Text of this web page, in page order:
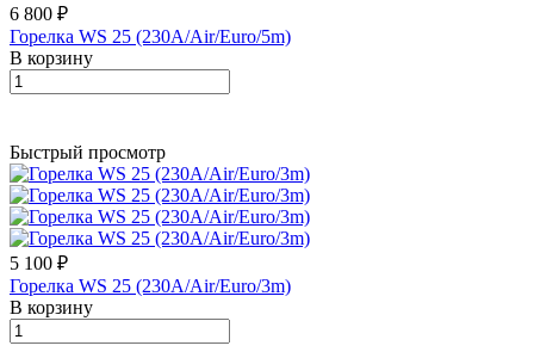
6 800 ₽
Горелка WS 25 (230A/Air/Euro/5m)
В корзину
Быстрый просмотр
5 100 ₽
Горелка WS 25 (230A/Air/Euro/3m)
В корзину